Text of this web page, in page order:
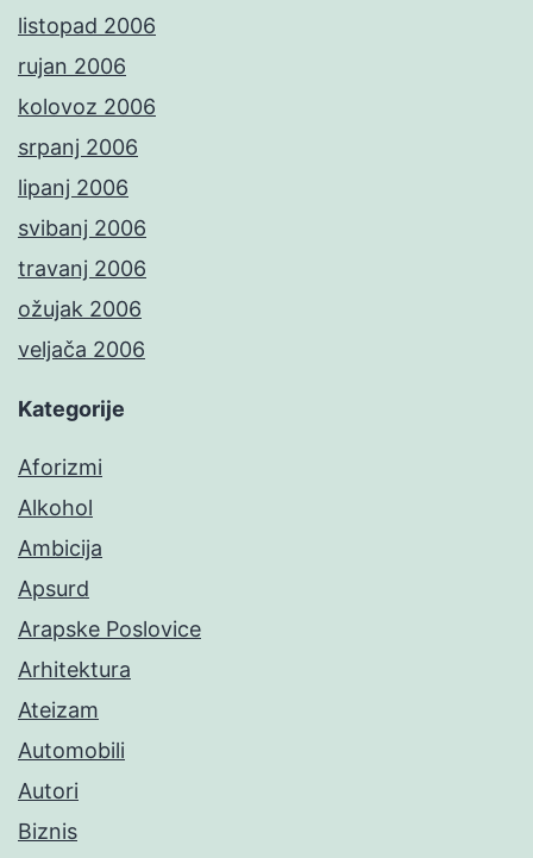
listopad 2006
rujan 2006
kolovoz 2006
srpanj 2006
lipanj 2006
svibanj 2006
travanj 2006
ožujak 2006
veljača 2006
Kategorije
Aforizmi
Alkohol
Ambicija
Apsurd
Arapske Poslovice
Arhitektura
Ateizam
Automobili
Autori
Biznis